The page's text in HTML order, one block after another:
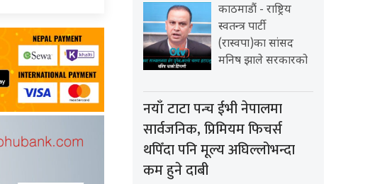
काठमाडौं - राष्ट्रिय
स्वतन्त्र पार्टी
(रास्वपा)का सांसद
मनिष झाले सरकारको
नयाँ टाटा पन्च ईभी नेपालमा
सार्वजनिक, प्रिमियम फिचर्स
थपिँदा पनि मूल्य अघिल्लोभन्दा
कम हुने दाबी